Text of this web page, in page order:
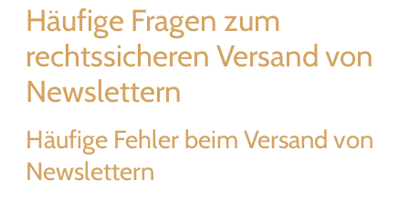
Häufige Fragen zum
rechtssicheren Versand von
Newslettern
Häufige Fehler beim Versand von
Newslettern